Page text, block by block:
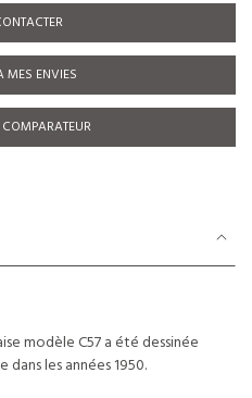
MES ENVIES
modèle C57 a été dessinée
les années 1950.